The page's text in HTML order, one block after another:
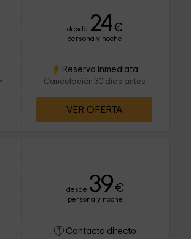
desde 24€
persona y noche
Reserva inmediata
Cancelación 30 días antes
VER OFERTA
desde 39€
persona y noche
Contacto directo